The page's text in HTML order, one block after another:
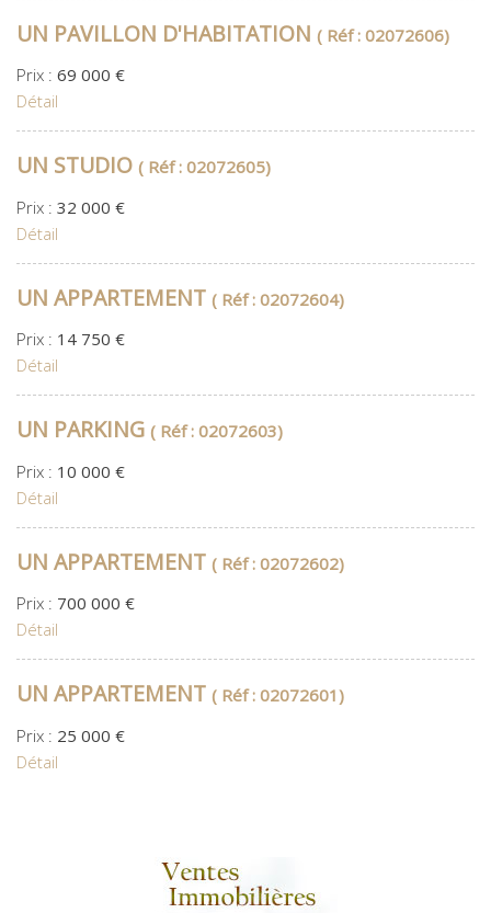
UN PAVILLON D'HABITATION ( Réf : 02072606)
Prix : 69 000 €
Détail
UN STUDIO ( Réf : 02072605)
Prix : 32 000 €
Détail
UN APPARTEMENT ( Réf : 02072604)
Prix : 14 750 €
Détail
UN PARKING ( Réf : 02072603)
Prix : 10 000 €
Détail
UN APPARTEMENT ( Réf : 02072602)
Prix : 700 000 €
Détail
UN APPARTEMENT ( Réf : 02072601)
Prix : 25 000 €
Détail